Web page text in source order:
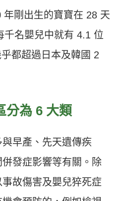
剛出生的寶寶在 28 天
千名嬰兒中就有 4.1 位
都超過日本及韓國 2
分為 6 大類
早產、先天遺傳疾
發症影響等有關。除
故傷害及嬰兒猝死症